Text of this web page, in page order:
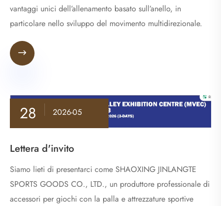
vantaggi unici dell’allenamento basato sull’anello, in
particolare nello sviluppo del movimento multidirezionale.

28 2026-05
Lettera d'invito
Siamo lieti di presentarci come SHAOXING JINLANGTE
SPORTS GOODS CO., LTD., un produttore professionale di
accessori per giochi con la palla e attrezzature sportive